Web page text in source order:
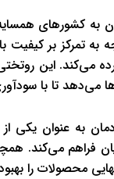
به کشورهای
به تمرکز بر
می‌کند. این
می‌دهد تا با
به عنوان
فراهم می‌کند.
محصولات را